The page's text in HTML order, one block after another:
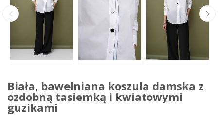
Biała, bawełniana koszula damska z
ozdobną tasiemką i kwiatowymi
guzikami